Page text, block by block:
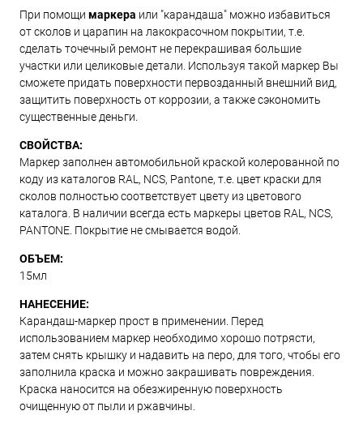
При помощи маркера или "карандаша" можно избавиться
от сколов и царапин на лакокрасочном покрытии, т.е.
сделать точечный ремонт не перекрашивая большие
участки или целиковые детали. Используя такой маркер Вы
сможете придать поверхности первозданный внешний вид,
защитить поверхность от коррозии, а также сэкономить
существенные деньги.
СВОЙСТВА:
Маркер заполнен автомобильной краской колерованной по
коду из каталогов RAL, NCS, Pantone, т.е. цвет краски для
сколов полностью соответствует цвету из цветового
каталога. В наличии всегда есть маркеры цветов RAL, NCS,
PANTONE. Покрытие не смывается водой.
ОБЪЕМ:
15мл
НАНЕСЕНИЕ:
Карандаш-маркер прост в применении. Перед
использованием маркер необходимо хорошо потрясти,
затем снять крышку и надавить на перо, для того, чтобы его
заполнила краска и можно закрашивать повреждения.
Краска наносится на обезжиренную поверхность
очищенную от пыли и ржавчины.